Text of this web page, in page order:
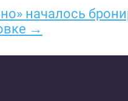
началось
→